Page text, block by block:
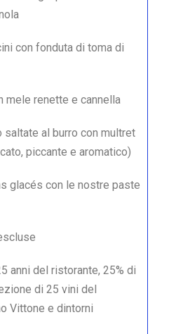
con fonduta di toma di
mele renette e cannella
saltate al burro con multret
piccante e aromatico)
glacés con le nostre paste
anni del ristorante, 25% di
di 25 vini del
Vittone e dintorni